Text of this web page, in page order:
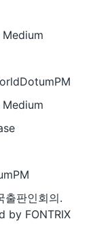
Medium
Medium
판인회의.
by FONTRIX